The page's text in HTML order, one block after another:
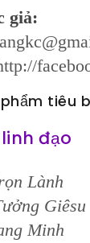
giả:
tiêu
đạo
Lành
Giêsu
Minh